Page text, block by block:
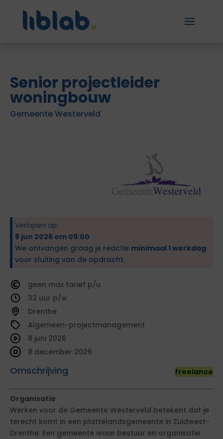
Senior projectleider
woningbouw
Gemeente Westerveld
Verlopen op:
8 jun 2026 om 09:00
We ontvangen graag je reactie minimaal 1 werkdag
voor sluiting van de opdracht.
geen
tarief
32
Drenthe
Algemeen-projectmanagement
Omschrijving freelance
8 juni 2026
8 december 2026
Organisatie
Werken voor de Gemeente Westerveld betekent dat je
terecht komt in een plattelandsgemeente in Zuidwest-
Drenthe. Een gemeente waar bestuur en organisatie